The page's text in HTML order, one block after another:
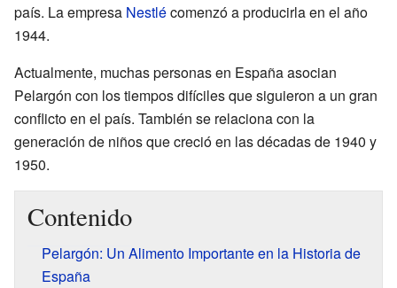
país. La empresa Nestlécomenzó a producirla en el año
1944.
Actualmente, muchas personas en España asocian
Pelargón con los tiempos difíciles que siguieron a un gran
conflicto en el país. También se relaciona con la
generación de niños que creció en las décadas de 1940 y
1950.
Contenido
Pelargón: Un Alimento Importante en la Historia de
España